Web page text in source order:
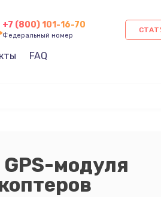
+7 (800) 101-16-70
Федеральный номер
FAQ
модуля